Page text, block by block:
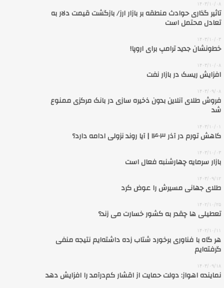
۱۴۰۳/۱۰/۰۸
تاثیر گذاری حوادث منطقه بر بازار ارز/ بازگشت قیمت دلار به
تعادل محتمل است
۱۴۰۳/۱۰/۰۳
خط‌ونشان جدید ترامپ برای اروپا!
۱۴۰۳/۱۰/۰۸
افزایش ریسک در بازار نفت
۱۴۰۳/۰۹/۰۸
فروش طلای آنلاین بدون ذخیره سازی در بانک مرکزی ممنوع
شد
۱۴۰۳/۱۰/۰۱
کاهش تورم در آذر ۱۴۰۳ | آیا روند نزولی ادامه دارد؟
۱۴۰۳/۱۰/۰۳
بازار سرمایه چهارشنبه فعال است
۱۴۰۳/۰۹/۱۲
طلای جهانی مسیرش را عوض کرد
۱۴۰۲/۱۰/۲۵
تعطیلی ها چقدر به کشور خسارت می‌ زند؟
۱۴۰۲/۱۰/۱۱
هر گاه با فناوری برخورد شتاب زده داشته‌ایم نتیجه منفی
گرفته‌ایم
۱۴۰۳/۰۹/۱۸
نماینده اهواز: دولت حمایت از اقشار کم‌درآمد را افزایش دهد